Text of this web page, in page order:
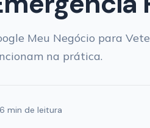
Meu Negócio para
na prática.
6 min de leitura